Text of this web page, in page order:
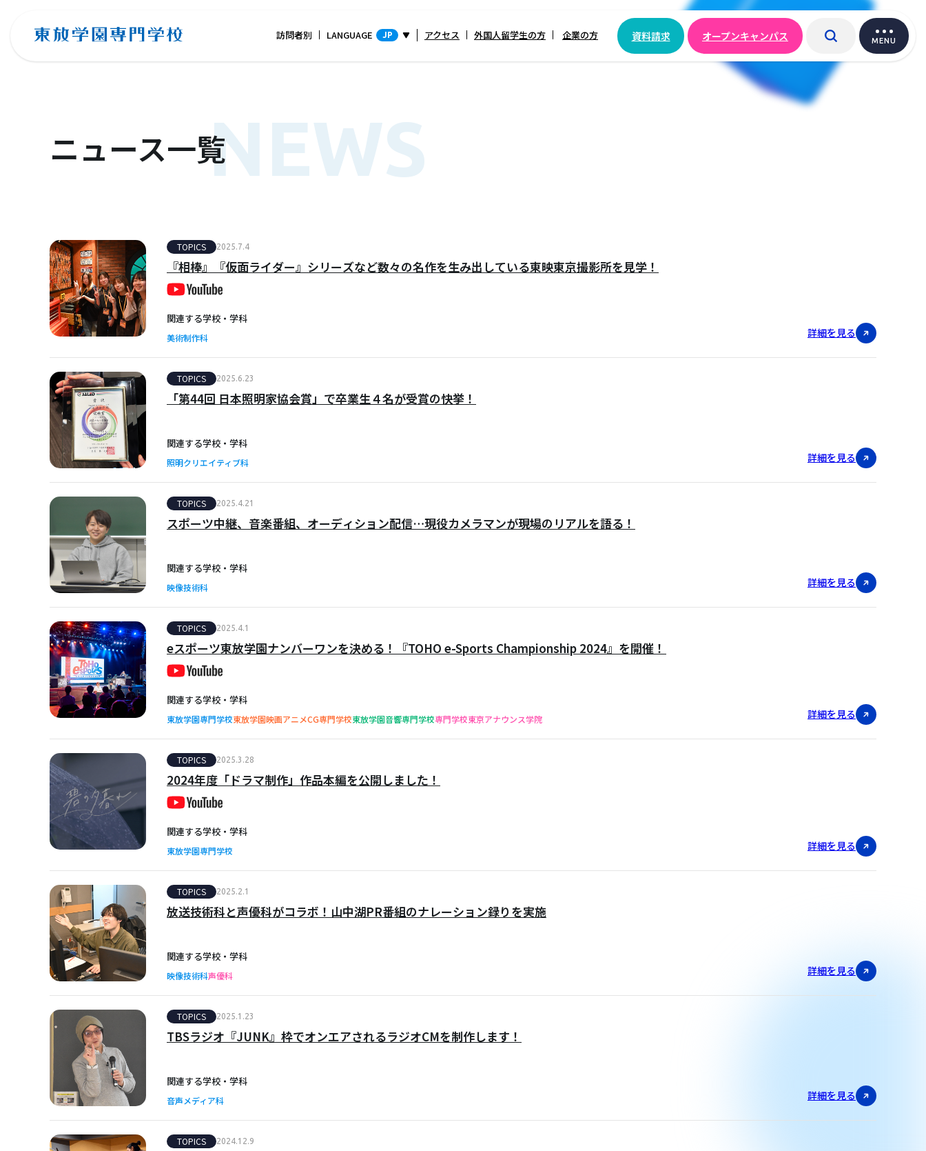
訪問者別 LANGUAGE JP アクセス 外国人留学生の方 企業の方 資料請求 オープンキャンパス MENU
ニュース一覧NEWS
TOPICS 2025.7.4
『相棒』『仮面ライダー』シリーズなど数々の名作を生み出している東映東京撮影所を見学！
関連する学校・学科
美術制作科 詳細を見る
TOPICS 2025.6.23
「第44回 日本照明家協会賞」で卒業生４名が受賞の快挙！
関連する学校・学科
照明クリエイティブ科 詳細を見る
TOPICS 2025.4.21
スポーツ中継、音楽番組、オーディション配信…現役カメラマンが現場のリアルを語る！
関連する学校・学科
映像技術科 詳細を見る
TOPICS 2025.4.1
eスポーツ東放学園ナンバーワンを決める！『TOHO e-Sports Championship 2024』を開催！
関連する学校・学科
東放学園専門学校東放学園映画アニメCG専門学校東放学園音響専門学校専門学校東京アナウンス学院 詳細を見る
TOPICS 2025.3.28
2024年度「ドラマ制作」作品本編を公開しました！
関連する学校・学科
東放学園専門学校 詳細を見る
TOPICS 2025.2.1
放送技術科と声優科がコラボ！山中湖PR番組のナレーション録りを実施
関連する学校・学科
映像技術科声優科 詳細を見る
TOPICS 2025.1.23
TBSラジオ『JUNK』枠でオンエアされるラジオCMを制作します！
関連する学校・学科
音声メディア科 詳細を見る
TOPICS 2024.12.9